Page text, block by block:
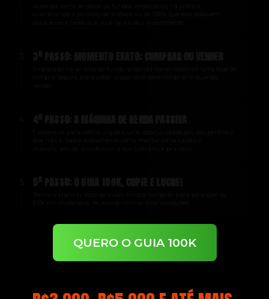
QUERO O GUIA 100K